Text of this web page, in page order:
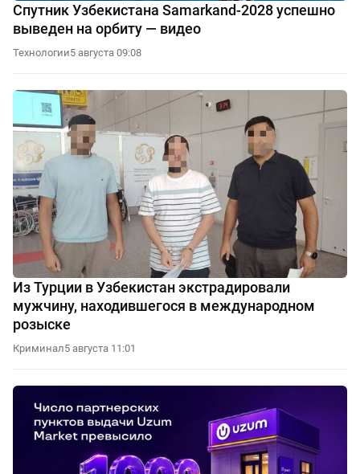
Спутник Узбекистана Samarkand-2028 успешно
выведен на орбиту — видео
Технологии5 августа 09:08
Из Турции в Узбекистан экстрадировали
мужчину, находившегося в международном
розыске
Криминал5 августа 11:01